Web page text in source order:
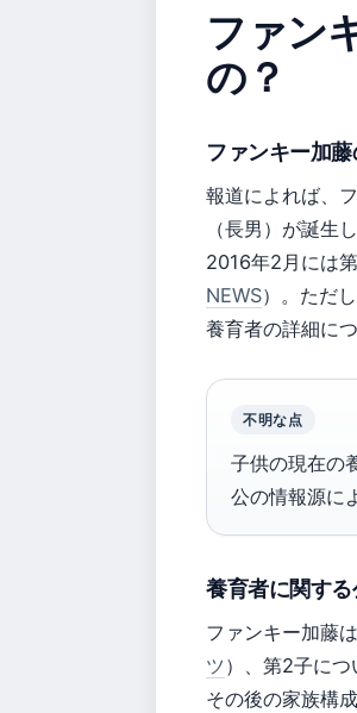
ファン
の？
ファンキー加
報道によれば、
（長男）が誕生
2016年2月には
NEWS）。ただ
養育者の詳細に
不明な点
子供の現在の
公の情報源に
養育者に関す
ファンキー加藤
ツ）、第2子につ
その後の家族構